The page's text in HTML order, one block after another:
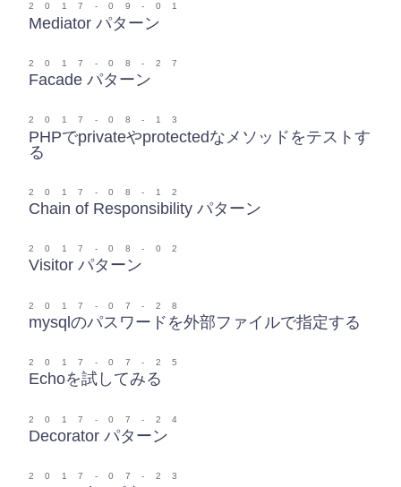
2017-09-01
Mediator パターン
2017-08-27
Facade パターン
2017-08-13
PHPでprivateやprotectedなメソッドをテストす
る
2017-08-12
Chain of Responsibility パターン
2017-08-02
Visitor パターン
2017-07-28
mysqlのパスワードを外部ファイルで指定する
2017-07-25
Echoを試してみる
2017-07-24
Decorator パターン
2017-07-23